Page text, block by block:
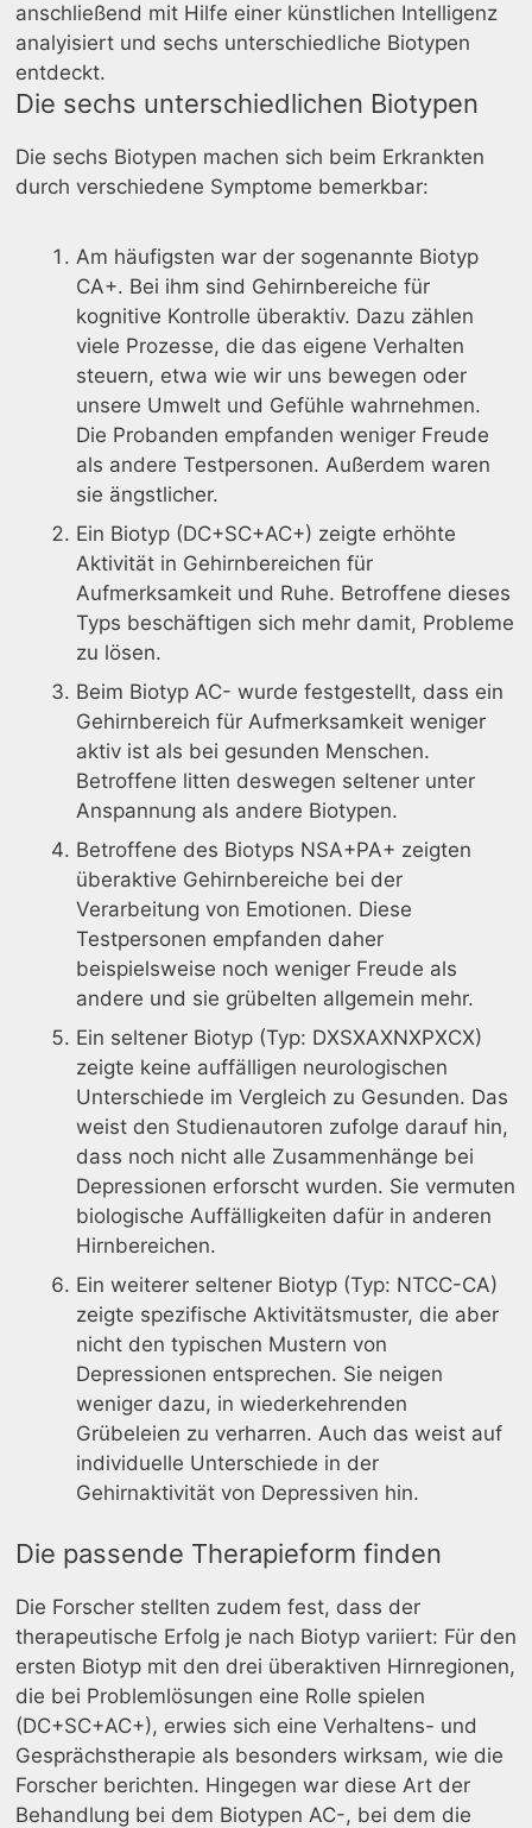
anschließend mit Hilfe einer künstlichen Intelligenz
analyisiert und sechs unterschiedliche Biotypen
entdeckt.
Die sechs unterschiedlichen Biotypen
Die sechs Biotypen machen sich beim Erkrankten
durch verschiedene Symptome bemerkbar:
Am häufigsten war der sogenannte Biotyp
CA+. Bei ihm sind Gehirnbereiche für
kognitive Kontrolle überaktiv. Dazu zählen
viele Prozesse, die das eigene Verhalten
steuern, etwa wie wir uns bewegen oder
unsere Umwelt und Gefühle wahrnehmen.
Die Probanden empfanden weniger Freude
als andere Testpersonen. Außerdem waren
sie ängstlicher.
Ein Biotyp (DC+SC+AC+) zeigte erhöhte
Aktivität in Gehirnbereichen für
Aufmerksamkeit und Ruhe. Betroffene dieses
Typs beschäftigen sich mehr damit, Probleme
zu lösen.
Beim Biotyp AC- wurde festgestellt, dass ein
Gehirnbereich für Aufmerksamkeit weniger
aktiv ist als bei gesunden Menschen.
Betroffene litten deswegen seltener unter
Anspannung als andere Biotypen.
Betroffene des Biotyps NSA+PA+ zeigten
überaktive Gehirnbereiche bei der
Verarbeitung von Emotionen. Diese
Testpersonen empfanden daher
beispielsweise noch weniger Freude als
andere und sie grübelten allgemein mehr.
Ein seltener Biotyp (Typ: DXSXAXNXPXCX)
zeigte keine auffälligen neurologischen
Unterschiede im Vergleich zu Gesunden. Das
weist den Studienautoren zufolge darauf hin,
dass noch nicht alle Zusammenhänge bei
Depressionen erforscht wurden. Sie vermuten
biologische Auffälligkeiten dafür in anderen
Hirnbereichen.
Ein weiterer seltener Biotyp (Typ: NTCC-CA)
zeigte spezifische Aktivitätsmuster, die aber
nicht den typischen Mustern von
Depressionen entsprechen. Sie neigen
weniger dazu, in wiederkehrenden
Grübeleien zu verharren. Auch das weist auf
individuelle Unterschiede in der
Gehirnaktivität von Depressiven hin.
Die passende Therapieform finden
Die Forscher stellten zudem fest, dass der
therapeutische Erfolg je nach Biotyp variiert: Für den
ersten Biotyp mit den drei überaktiven Hirnregionen,
die bei Problemlösungen eine Rolle spielen
(DC+SC+AC+), erwies sich eine Verhaltens- und
Gesprächstherapie als besonders wirksam, wie die
Forscher berichten. Hingegen war diese Art der
Behandlung bei dem Biotypen AC-, bei dem die